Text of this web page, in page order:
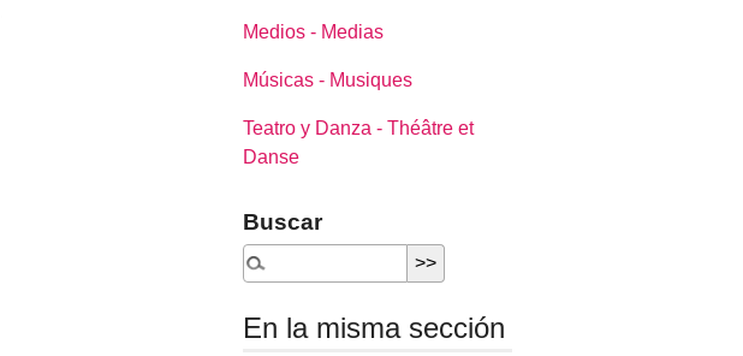
Medios - Medias
Músicas - Musiques
Teatro y Danza - Théâtre et
Danse
Buscar
En la misma sección